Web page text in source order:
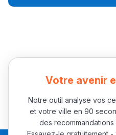
+
Votre avenir
Notre outil analyse vos
et votre ville en 90
des